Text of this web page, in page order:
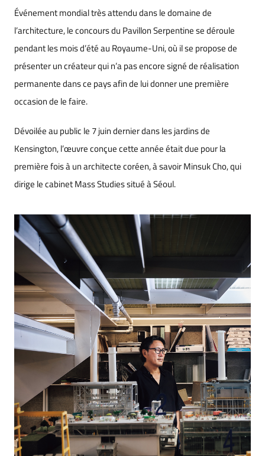
Événement mondial très attendu dans le domaine de
l’architecture, le concours du Pavillon Serpentine se déroule
pendant les mois d’été au Royaume-Uni, où il se propose de
présenter un créateur qui n’a pas encore signé de réalisation
permanente dans ce pays afin de lui donner une première
occasion de le faire.
Dévoilée au public le 7 juin dernier dans les jardins de
Kensington, l’œuvre conçue cette année était due pour la
première fois à un architecte coréen, à savoir Minsuk Cho, qui
dirige le cabinet Mass Studies situé à Séoul.